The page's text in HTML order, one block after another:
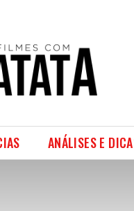
ANÁLISES E